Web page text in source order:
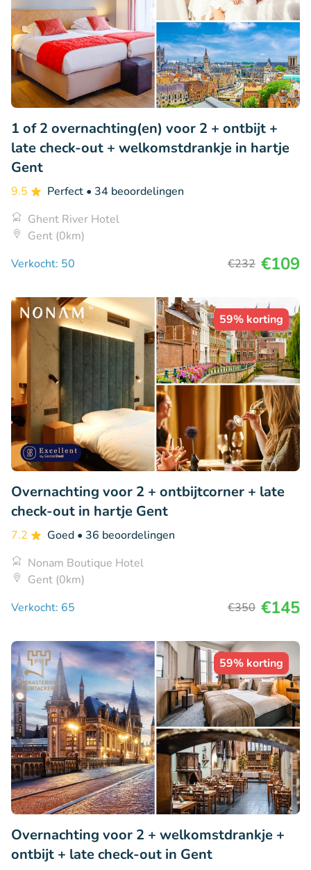
1 of 2 overnachting(en) voor 2 + ontbijt +
late check-out + welkomstdrankje in hartje
Gent
9.5 Perfect • 34 beoordelingen
Ghent River Hotel
Gent (0km)
Verkocht: 50
€232 €109
59% korting
Overnachting voor 2 + ontbijtcorner + late
check-out in hartje Gent
7.2 Goed • 36 beoordelingen
Nonam Boutique Hotel
Gent (0km)
Verkocht: 65
€350 €145
59% korting
Overnachting voor 2 + welkomstdrankje +
ontbijt + late check-out in Gent